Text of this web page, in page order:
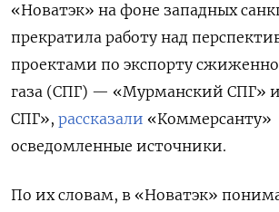
«Новатэк» на фоне западных
прекратила работу над
проектами по экспорту
газа (СПГ) — «Мурманский СПГ»
СПГ», рассказали «Коммерсанту»
осведомленные источники.
По их словам, в «Новатэк»